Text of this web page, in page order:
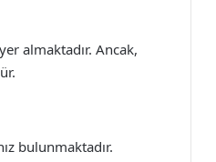
almaktadır. Ancak,
bulunmaktadır.